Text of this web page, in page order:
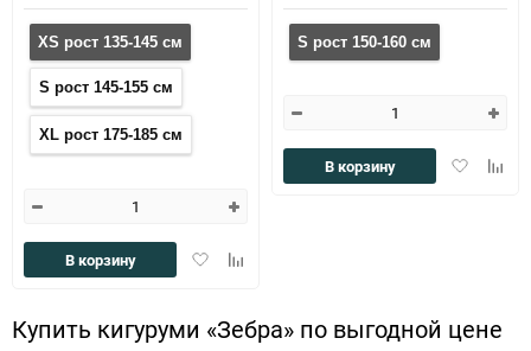
XS рост 135-145 см
S рост 145-155 см
XL рост 175-185 см
ДобавитьДобавить
В корзину
S рост 150-160 см
Добавить
В корзину
Купить кигуруми «Зебра» по выгодной цене